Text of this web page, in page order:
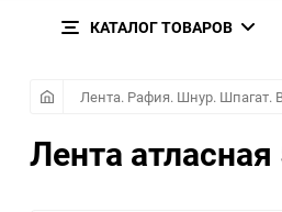
КАТАЛОГ ТОВАРОВ
Лента. Рафия. Шнур. Шпагат.
Лента